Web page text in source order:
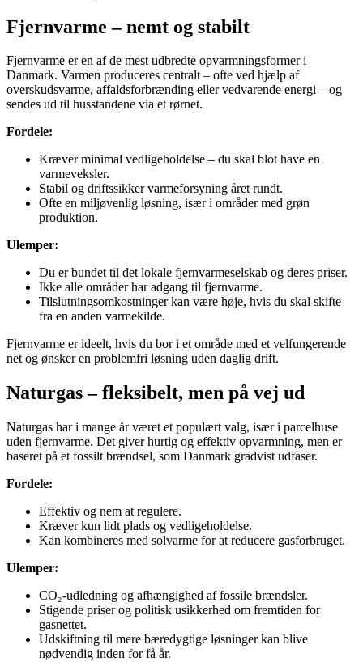
Fjernvarme – nemt og stabilt
Fjernvarme er en af de mest udbredte opvarmningsformer i
Danmark. Varmen produceres centralt – ofte ved hjælp af
overskudsvarme, affaldsforbrænding eller vedvarende energi – og
sendes ud til husstandene via et rørnet.
Fordele:
Kræver minimal vedligeholdelse – du skal blot have en
varmeveksler.
Stabil og driftssikker varmeforsyning året rundt.
Ofte en miljøvenlig løsning, især i områder med grøn
produktion.
Ulemper:
Du er bundet til det lokale fjernvarmeselskab og deres priser.
Ikke alle områder har adgang til fjernvarme.
Tilslutningsomkostninger kan være høje, hvis du skal skifte
fra en anden varmekilde.
Fjernvarme er ideelt, hvis du bor i et område med et velfungerende
net og ønsker en problemfri løsning uden daglig drift.
Naturgas – fleksibelt, men på vej ud
Naturgas har i mange år været et populært valg, især i parcelhuse
uden fjernvarme. Det giver hurtig og effektiv opvarmning, men er
baseret på et fossilt brændsel, som Danmark gradvist udfaser.
Fordele:
Effektiv og nem at regulere.
Kræver kun lidt plads og vedligeholdelse.
Kan kombineres med solvarme for at reducere gasforbruget.
Ulemper:
CO₂-udledning og afhængighed af fossile brændsler.
Stigende priser og politisk usikkerhed om fremtiden for
gasnettet.
Udskiftning til mere bæredygtige løsninger kan blive
nødvendig inden for få år.